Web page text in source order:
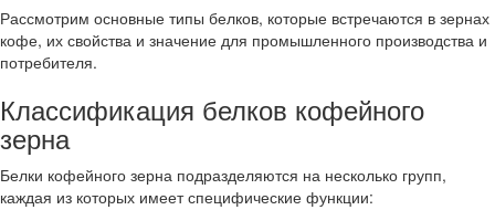
Рассмотрим основные типы белков, которые встречаются в зернах
кофе, их свойства и значение для промышленного производства и
потребителя.
Классификация белков кофейного
зерна
Белки кофейного зерна подразделяются на несколько групп,
каждая из которых имеет специфические функции: